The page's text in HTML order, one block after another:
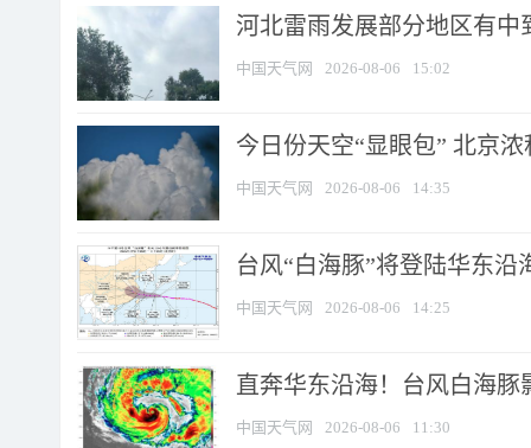
河北雷雨发展部分地区有中
中国天气网 2026-08-06 15:02
今日份天空“显眼包” 北京
中国天气网 2026-08-06 14:35
台风“白海豚”将登陆华东沿
中国天气网 2026-08-06 14:25
直奔华东沿海！台风白海豚
中国天气网 2026-08-06 11:30